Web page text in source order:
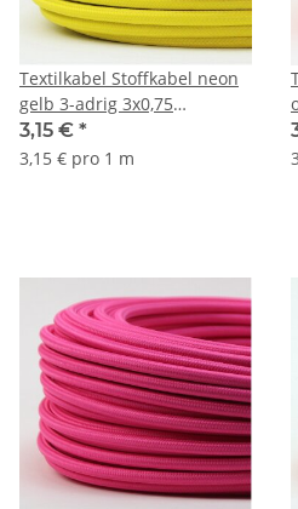
Textilkabel Stoffkabel neon
gelb 3-adrig 3x0,75
Schlauchleitung 3G 0,75
H03VV-F textilummantelt
3,15 € *
3,15 € pro 1 m